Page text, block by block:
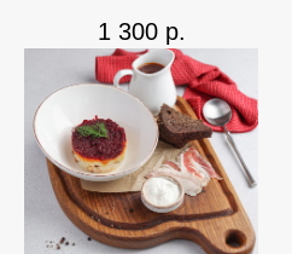
1 300 р.